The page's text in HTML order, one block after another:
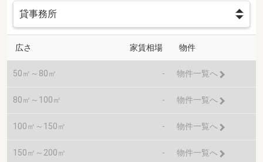
広さ 家賃相場 物件
50㎡～80㎡ - 物件一覧へ
80㎡～100㎡ - 物件一覧へ
100㎡～150㎡ - 物件一覧へ
150㎡～200㎡ - 物件一覧へ